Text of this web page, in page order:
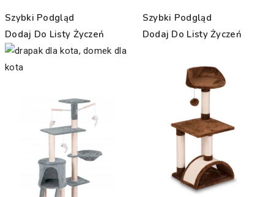
Szybki Podgląd
Dodaj Do Listy Życzeń
Szybki Podgląd
Dodaj Do Listy Życzeń